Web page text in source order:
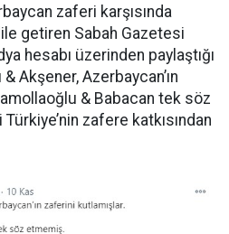
zaferi karşısında
getiren Sabah Gazetesi
hesabı üzerinden paylaştığı
Akşener, Azerbaycan’ın
& Babacan tek söz
zafere katkısından